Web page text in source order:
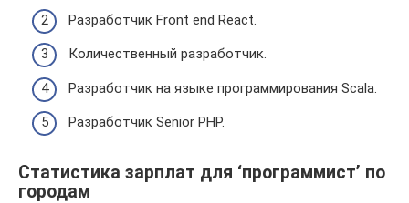
Разработчик Front end React.
Количественный разработчик.
Разработчик на языке программирования Scala.
Разработчик Senior PHP.
Статистика зарплат для ‘программист’ по
городам